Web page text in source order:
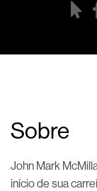
Sobre
John Mark
início de sua